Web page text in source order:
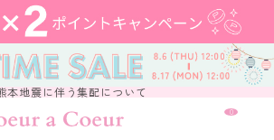
本地震に伴う集配について
0